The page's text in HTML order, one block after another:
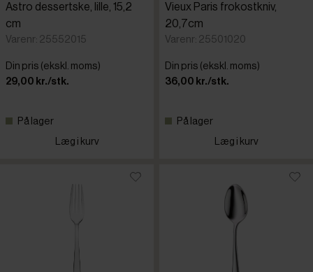
Astro dessertske, lille, 15,2
cm
Varenr: 25552015
Din pris (ekskl. moms)
29,00 kr./stk.
På lager
Læg i kurv
Vieux Paris frokostkniv,
20,7cm
Varenr: 25501020
Din pris (ekskl. moms)
36,00 kr./stk.
På lager
Læg i kurv